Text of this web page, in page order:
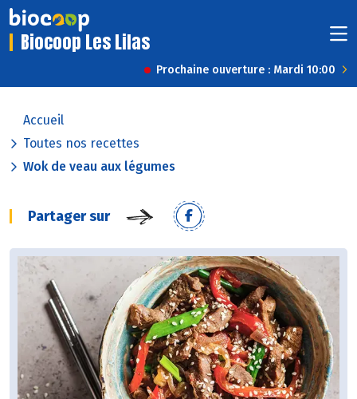
Biocoop Les Lilas
Prochaine ouverture : Mardi 10:00
Accueil
Toutes nos recettes
Wok de veau aux légumes
Partager sur